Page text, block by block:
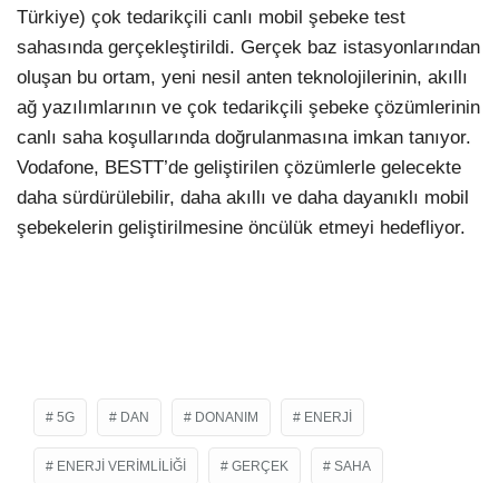
Türkiye) çok tedarikçili canlı mobil şebeke test
sahasında gerçekleştirildi. Gerçek baz istasyonlarından
oluşan bu ortam, yeni nesil anten teknolojilerinin, akıllı
ağ yazılımlarının ve çok tedarikçili şebeke çözümlerinin
canlı saha koşullarında doğrulanmasına imkan tanıyor.
Vodafone, BESTT’de geliştirilen çözümlerle gelecekte
daha sürdürülebilir, daha akıllı ve daha dayanıklı mobil
şebekelerin geliştirilmesine öncülük etmeyi hedefliyor.
5G DAN DONANIM ENERJI
ENERJI VERIMLILIĞI GERÇEK SAHA